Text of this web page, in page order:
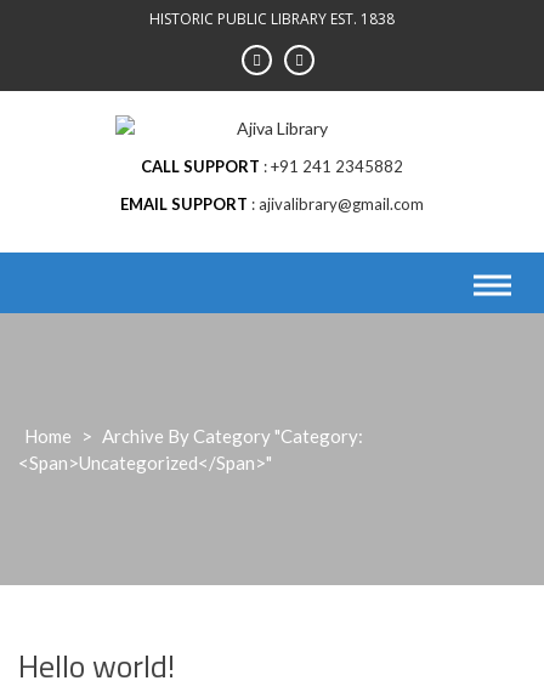
HISTORIC PUBLIC LIBRARY EST. 1838
CALL SUPPORT
+91 241 2345882
EMAIL SUPPORT
ajivalibrary@gmail.com
Home > Archive By Category "Category:
<span>Uncategorized</span>"
Hello world!